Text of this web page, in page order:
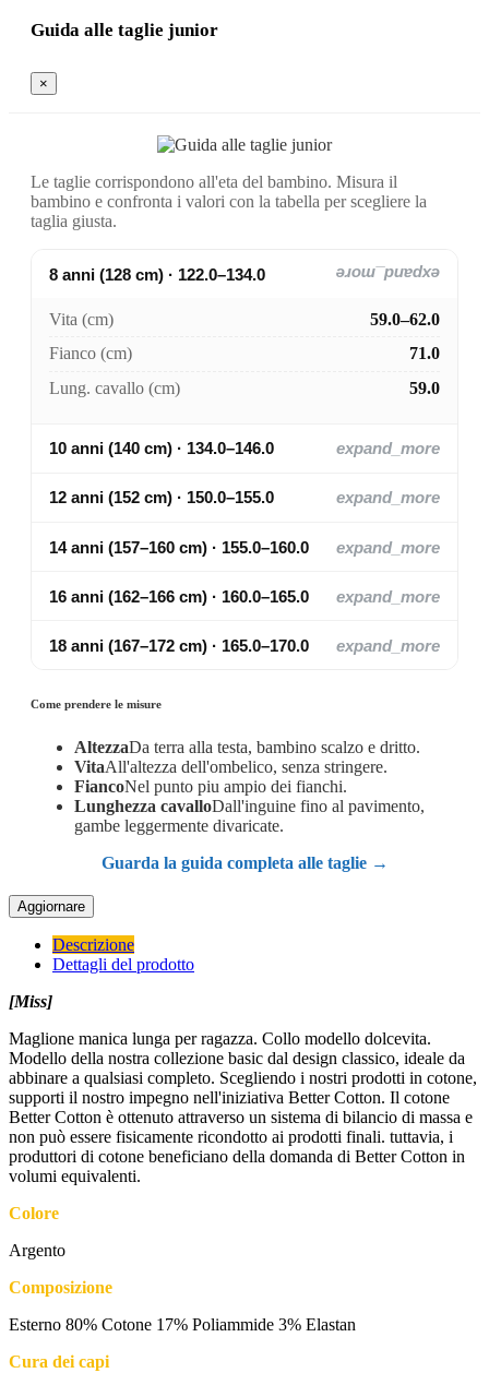
Guida alle taglie junior
×
Le taglie corrispondono all'eta del bambino. Misura il
bambino e confronta i valori con la tabella per scegliere la
taglia giusta.
8 anni (128 cm) · 122.0–134.0 expand_more
Vita (cm)
59.0–62.0
Fianco (cm)
71.0
Lung. cavallo (cm)
59.0
10 anni (140 cm) · 134.0–146.0 expand_more
12 anni (152 cm) · 150.0–155.0 expand_more
14 anni (157–160 cm) · 155.0–160.0 expand_more
16 anni (162–166 cm) · 160.0–165.0 expand_more
18 anni (167–172 cm) · 165.0–170.0 expand_more
Come prendere le misure
AltezzaDa terra alla testa, bambino scalzo e dritto.
VitaAll'altezza dell'ombelico, senza stringere.
FiancoNel punto piu ampio dei fianchi.
Lunghezza cavalloDall'inguine fino al pavimento,
gambe leggermente divaricate.
Guarda la guida completa alle taglie →
Descrizione
Dettagli del prodotto
[Miss]
Maglione manica lunga per ragazza. Collo modello dolcevita.
Modello della nostra collezione basic dal design classico, ideale da
abbinare a qualsiasi completo. Scegliendo i nostri prodotti in cotone,
supporti il nostro impegno nell'iniziativa Better Cotton. Il cotone
Better Cotton è ottenuto attraverso un sistema di bilancio di massa e
non può essere fisicamente ricondotto ai prodotti finali. tuttavia, i
produttori di cotone beneficiano della domanda di Better Cotton in
volumi equivalenti.
Colore
Argento
Composizione
Esterno 80% Cotone 17% Poliammide 3% Elastan
Cura dei capi